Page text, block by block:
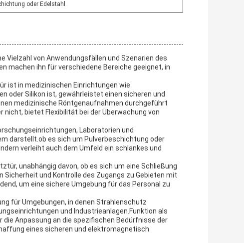
oder Edelstahl
Vielzahl von Anwendungsfällen und Szenarien des
machen ihn für verschiedene Bereiche geeignet, in
ist in medizinischen Einrichtungen wie
oder Silikon ist, gewährleistet einen sicheren und
medizinische Röntgenaufnahmen durchgeführt
nicht, bietet Flexibilität bei der Überwachung von
Laboratorien und
darstellt.ob es sich um Pulverbeschichtung oder
verleiht auch dem Umfeld ein schlankes und
unabhängig davon, ob es sich um eine Schließung
und Kontrolle des Zugangs zu Gebieten mit
um eine sichere Umgebung für das Personal zu
für Umgebungen, in denen Strahlenschutz
und Industrieanlagen.Funktion als
Anpassung an die spezifischen Bedürfnisse der
eines sicheren und elektromagnetisch